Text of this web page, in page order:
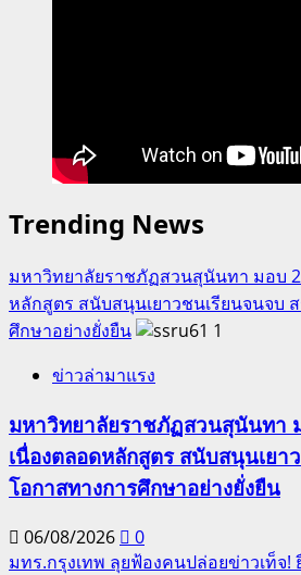
Trending News
มหาวิทยาลัยราชภัฏสวนสุนันทา มอบ
หลักสูตร สนับสนุนเยาวชนเรียนจนจบ
ศึกษาอย่างยั่งยืน
1
ข่าวล่ามาแรง
มหาวิทยาลัยราชภัฏสวนสุนันทา
เนื่องตลอดหลักสูตร สนับสนุนเยา
โอกาสทางการศึกษาอย่างยั่งยืน
06/08/2026
0
มทร.กรุงเทพ ลุยฟ้องคนปล่อยข่าวเท็จ!